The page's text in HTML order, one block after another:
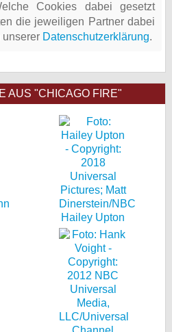
Cookies dabei gesetzt
die jeweiligen Partner dabei
unserer Datenschutzerklärung.
AUS "CHICAGO FIRE"
Hailey Upton